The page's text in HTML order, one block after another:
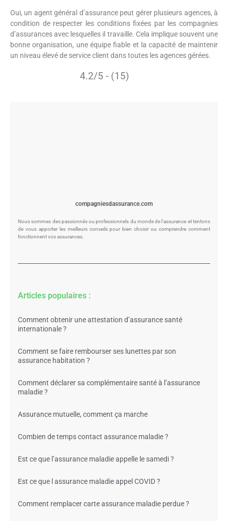
Oui, un agent général d’assurance peut gérer plusieurs agences, à
condition de respecter les conditions fixées par les compagnies
d’assurances avec lesquelles il travaille. Cela implique souvent une
bonne organisation, une équipe fiable et la capacité de maintenir
un niveau élevé de service client dans toutes les agences gérées.
4.2/5 - (15)
compagniesdassurance.com
Nous sommes des passionnés ou professionnels du monde de l'assurance et tentons
de vous apporter les meilleurs conseils pour bien choisir ou comprendre comment
fonctionnent vos assurances.
Articles populaires :
Comment obtenir une attestation d’assurance santé
internationale ?
Comment se faire rembourser ses lunettes par son
assurance habitation ?
Comment déclarer sa complémentaire santé à l’assurance
maladie ?
Assurance mutuelle, comment ça marche
Combien de temps contact assurance maladie ?
Est ce que l’assurance maladie appelle le samedi ?
Est ce que l assurance maladie appel COVID ?
Comment remplacer carte assurance maladie perdue ?